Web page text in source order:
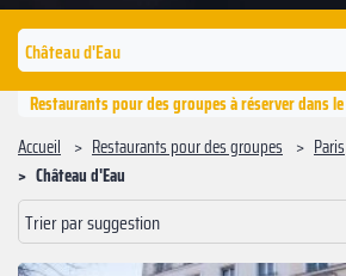
Accueil
Restaurants pour des groupes Paris
Château d'Eau
Trier par suggestion